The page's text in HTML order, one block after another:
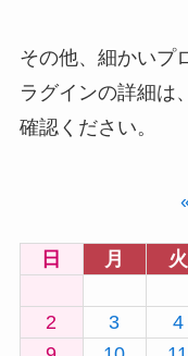
その他、細かいプ
ラグインの詳細は
確認ください。
日 月 火
2
3 4